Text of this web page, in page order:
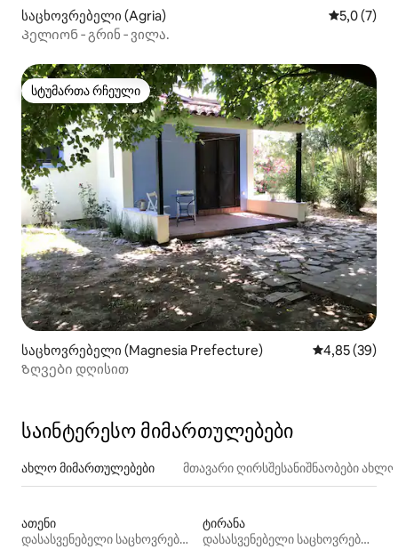
საცხოვრებელი (Agria) საშუალო
5,0 (7)
Პელიონ ‑ გრინ ‑ ვილა.
სტუმართა რჩეული
სტუმართა რჩეული
საცხოვრებელი (Magnesia Prefecture) საშუალო
4,85 (39)
Ზღვები დღისით
საინტერესო მიმართულებები
ახლო მიმართულებები მთავარი ღირსშესანიშნაობები
ათენი
დასასვენებელი საცხოვრებლები
ტირანა
დასასვენებელი საცხოვრებლები